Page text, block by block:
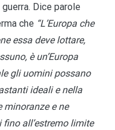
Dice parole
che “L’Europa che
essa deve lottare,
è un’Europa
gli uomini possano
ideali e nella
minoranze e ne
all’estremo limite